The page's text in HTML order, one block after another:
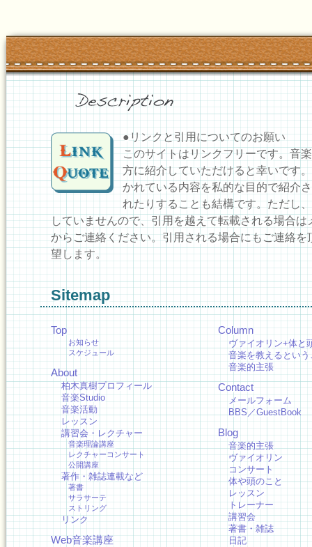
●リンクと引用についてのお願い
このサイトはリンクフリーです。音
方に紹介していただけると幸いです
かれている内容を私的な目的で紹介
れたりすることも結構です。ただし
していませんので、引用を越えて転載される場合は
からご連絡ください。引用される場合にもご連絡を
望します。
Sitemap
Top
お知らせ
スケジュール
About
柏木真樹プロフィール
音楽Studio
音楽活動
レッスン
講習会・レクチャー
音楽理論講座
レクチャーコンサート
公開講座
著作・雑誌連載など
著書
サラサーテ
ストリング
リンク
Web音楽講座
Column
ヴァイオリン+体と
音楽を教えるという
音楽的主張
Contact
メールフォーム
BBS／GuestBook
Blog
音楽的主張
ヴァイオリン
コンサート
体や頭のこと
レッスン
トレーナー
講習会
著書・雑誌
日記